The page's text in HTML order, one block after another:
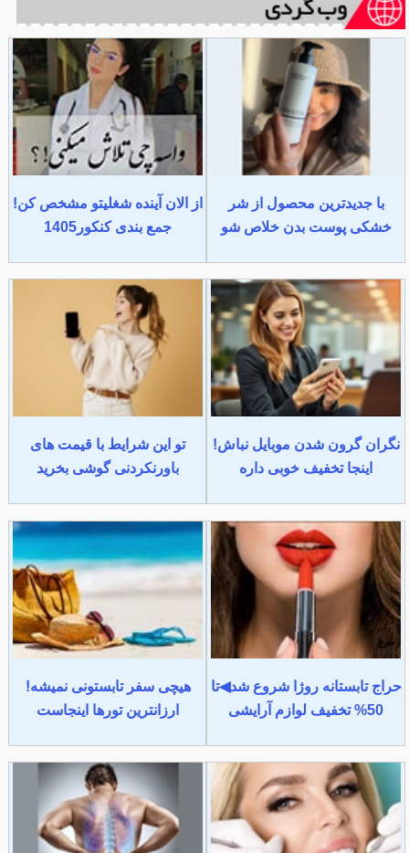
با جدیدترین محصول از شر
خشکی پوست بدن خلاص شو
از الان آینده شغلیتو مشخص کن!
جمع بندی کنکور1405
نگران گرون شدن موبایل نباش!
اینجا تخفیف خوبی داره
تو این شرایط با قیمت های
باورنکردنی گوشی بخرید
حراج تابستانه روژا شروع شد◀تا
50% تخفیف لوازم آرایشی
هیچی سفر تابستونی نمیشه!
ارزانترین تورها اینجاست